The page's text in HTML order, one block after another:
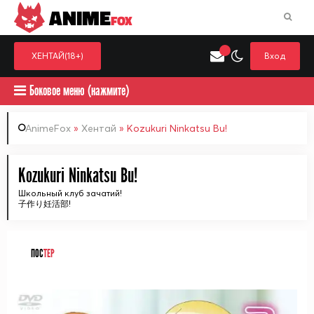
Выберите одну категорию для поиска
ANIMEFOX
ХЕНТАЙ(18+) Вход
Боковое меню (нажмите)
AnimeFox » Хентай » Kozukuri Ninkatsu Bu!
Kozukuri Ninkatsu Bu!
Школьный клуб зачатий!
子作り妊活部!
ПОСТЕР